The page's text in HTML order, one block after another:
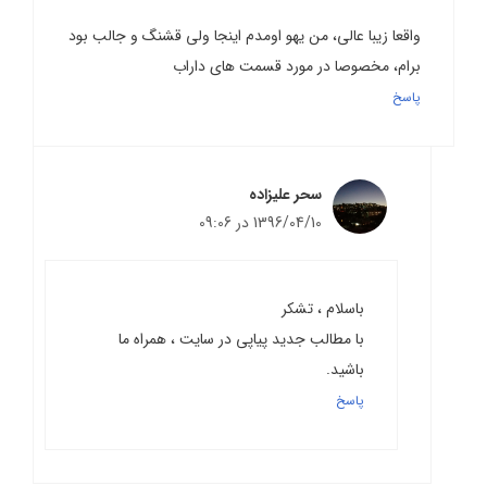
واقعا زیبا عالی، من یهو اومدم اینجا ولی قشنگ و جالب بود
برام، مخصوصا در مورد قسمت های داراب
پاسخ
سحر علیزاده
1396/04/10 در 09:06
باسلام ، تشکر
با مطالب جدید پیاپی در سایت ، همراه ما
باشید.
پاسخ